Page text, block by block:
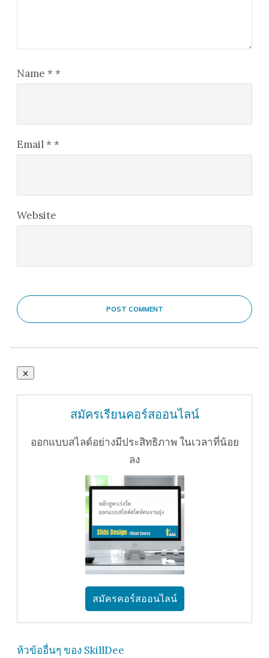
Name * *
Email* *
Website
POST COMMENT
สมัครเรียนคอร์สออนไลน์
ออกแบบสไลด์อย่างมีประสิทธิภาพ ในเวลาที่น้อย
ลง
สมัครคอร์สออนไลน์
ห้วข้ออื่นๆ ของ SkillDee